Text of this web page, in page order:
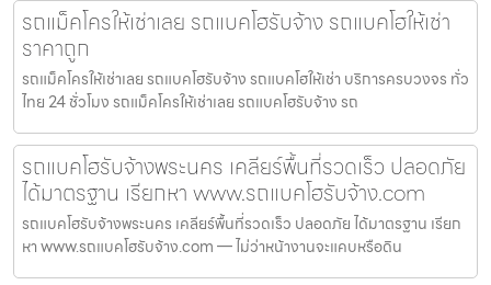
รถแม็คโครให้เช่าเลย รถแบคโฮรับจ้าง รถแบคโฮให้เช่า
ราคาถูก
รถแม็คโครให้เช่าเลย รถแบคโฮรับจ้าง รถแบคโฮให้เช่า บริการครบวงจร ทั่ว
ไทย 24 ชั่วโมง รถแม็คโครให้เช่าเลย รถแบคโฮรับจ้าง รถ
รถแบคโฮรับจ้างพระนคร เคลียร์พื้นที่รวดเร็ว ปลอดภัย
ได้มาตรฐาน เรียกหา www.รถแบคโฮรับจ้าง.com
รถแบคโฮรับจ้างพระนคร เคลียร์พื้นที่รวดเร็ว ปลอดภัย ได้มาตรฐาน เรียก
หา www.รถแบคโฮรับจ้าง.com — ไม่ว่าหน้างานจะแคบหรือดิน